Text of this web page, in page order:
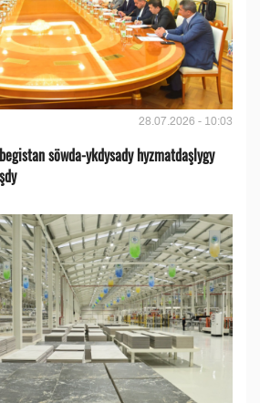
28.07.2026 - 10:03
söwda-ykdysady hyzmatdaşlygy